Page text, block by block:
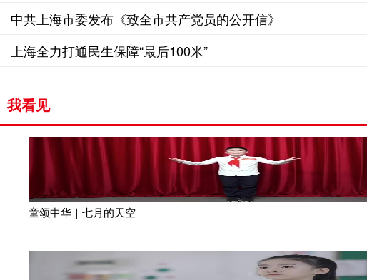
中共上海市委发布《致全市共产党员的公开信》
上海全力打通民生保障“最后100米”
我看见
童颂中华｜七月的天空